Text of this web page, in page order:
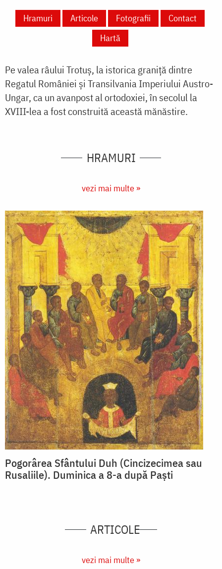
Hramuri Articole Fotografii
Contact
Hartă
Pe valea râului Trotuș, la istorica graniță dintre
Regatul României și Transilvania Imperiului Austro-
Ungar, ca un avanpost al ortodoxiei, în secolul la
XVIII-lea a fost construită această mănăstire.
HRAMURI
vezi mai multe »
Pogorârea Sfântului Duh (Cincizecimea sau
Rusaliile). Duminica a 8-a după Paști
ARTICOLE
vezi mai multe »